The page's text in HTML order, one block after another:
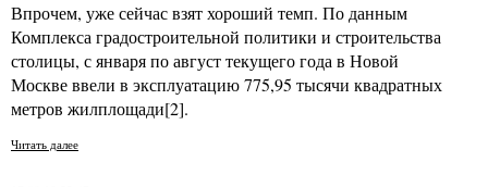
Впрочем, уже сейчас взят хороший темп. По данным
Комплекса градостроительной политики и строительства
столицы, с января по август текущего года в Новой
Москве ввели в эксплуатацию 775,95 тысячи квадратных
метров жилплощади[2].
Читать далее